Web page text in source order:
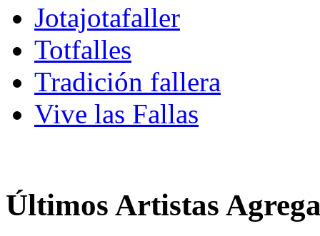
Jotajotafaller
Totfalles
Tradición fallera
Vive las Fallas
Últimos Artistas